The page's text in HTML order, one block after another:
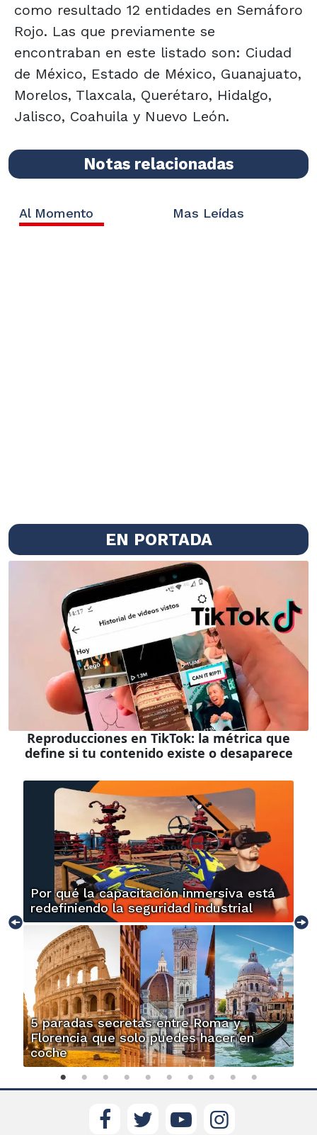
como resultado 12 entidades en Semáforo
Rojo. Las que previamente se
encontraban en este listado son: Ciudad
de México, Estado de México, Guanajuato,
Morelos, Tlaxcala, Querétaro, Hidalgo,
Jalisco, Coahuila y Nuevo León.
Notas relacionadas
Al Momento Mas Leídas
EN PORTADA
Reproducciones en TikTok: la métrica que
define si tu contenido existe o desaparece
Por qué la capacitación inmersiva está
redefiniendo la seguridad industrial
5 paradas secretas entre Roma y
Florencia que solo puedes hacer en
coche